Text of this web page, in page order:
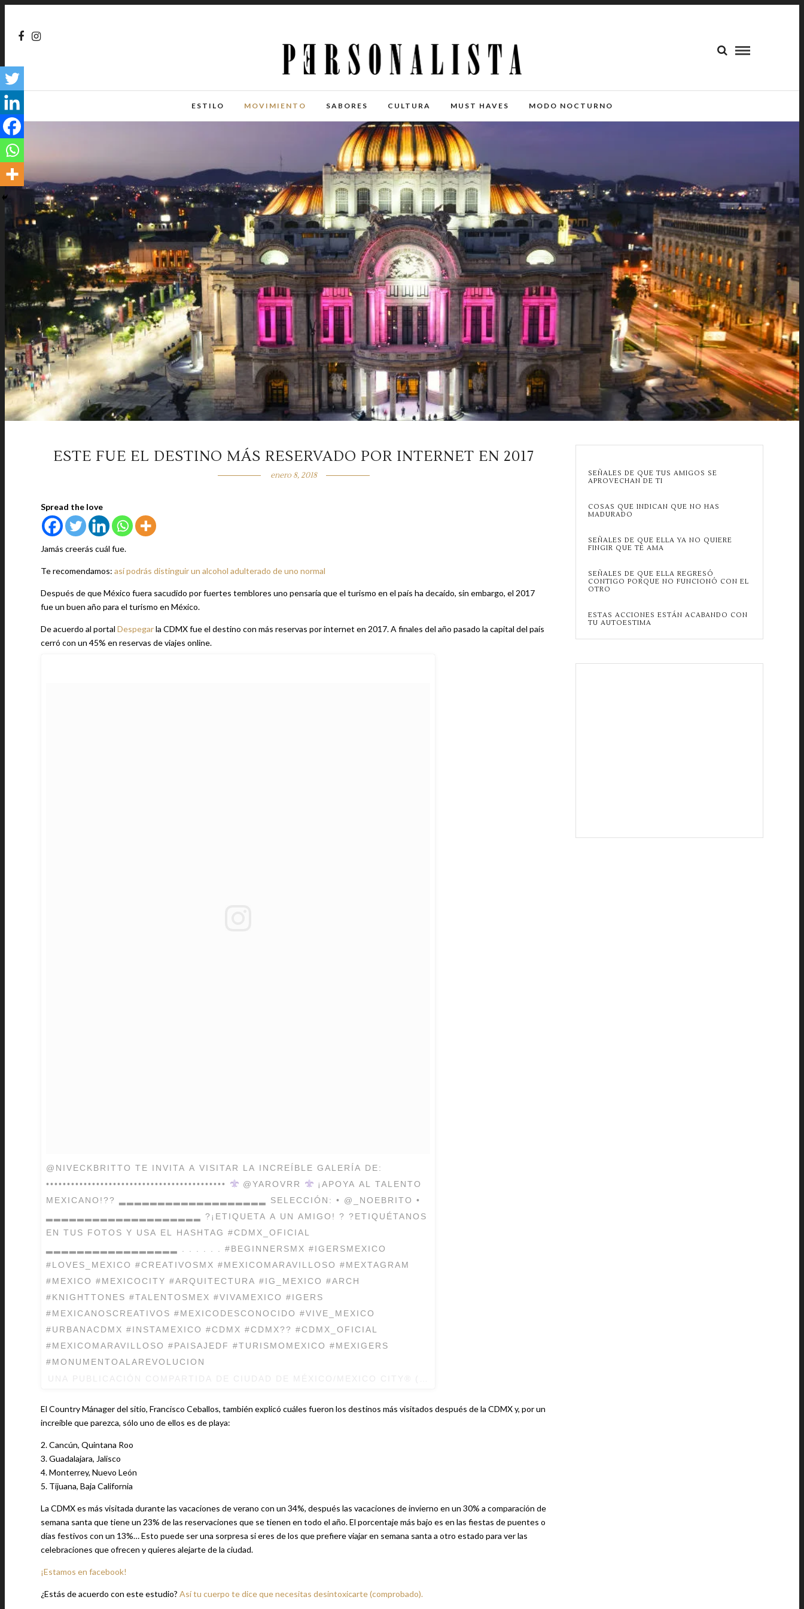
ESTILO MOVIMIENTO SABORES CULTURA MUST HAVES MODO NOCTURNO
ESTE FUE EL DESTINO MÁS RESERVADO POR INTERNET EN 2017
enero 8, 2018
Spread the love
Jamás creerás cuál fue.
Te recomendamos: así podrás distinguir un alcohol adulterado de uno normal
Después de que México fuera sacudido por fuertes temblores uno pensaría que el turismo en el país ha decaído, sin embargo, el 2017
fue un buen año para el turismo en México.
De acuerdo al portal Despegarla CDMX fue el destino con más reservas por internet en 2017. A finales del año pasado la capital del país
cerró con un 45% en reservas de viajes online.
@NIVECKBRITTO TE INVITA A VISITAR LA INCREÍBLE GALERÍA DE:
•••••••••••••••••••••••••••••••••••••••••••
@YAROVRR
¡APOYA AL TALENTO
MEXICANO!?? ▂▂▂▂▂▂▂▂▂▂▂▂▂▂▂▂▂▂▂ SELECCIÓN: • @_NOEBRITO •
▂▂▂▂▂▂▂▂▂▂▂▂▂▂▂▂▂▂▂▂ ?¡ETIQUETA A UN AMIGO! ? ?ETIQUÉTANOS
EN TUS FOTOS Y USA EL HASHTAG #CDMX_OFICIAL
▂▂▂▂▂▂▂▂▂▂▂▂▂▂▂▂▂ . . . . . . #BEGINNERSMX #IGERSMEXICO
#LOVES_MEXICO #CREATIVOSMX #MEXICOMARAVILLOSO #MEXTAGRAM
#MEXICO #MEXICOCITY #ARQUITECTURA #IG_MEXICO #ARCH
#KNIGHTTONES #TALENTOSMEX #VIVAMEXICO #IGERS
#MEXICANOSCREATIVOS #MEXICODESCONOCIDO #VIVE_MEXICO
#URBANACDMX #INSTAMEXICO #CDMX #CDMX?? #CDMX_OFICIAL
#MEXICOMARAVILLOSO #PAISAJEDF #TURISMOMEXICO #MEXIGERS
#MONUMENTOALAREVOLUCION
El Country Mánager del sitio, Francisco Ceballos, también explicó cuáles fueron los destinos más visitados después de la CDMX y, por un
increíble que parezca, sólo uno de ellos es de playa:
2. Cancún, Quintana Roo
3. Guadalajara, Jalisco
4. Monterrey, Nuevo León
5. Tijuana, Baja California
La CDMX es más visitada durante las vacaciones de verano con un 34%, después las vacaciones de invierno en un 30% a comparación de
semana santa que tiene un 23% de las reservaciones que se tienen en todo el año. El porcentaje más bajo es en las fiestas de puentes o
días festivos con un 13%… Esto puede ser una sorpresa si eres de los que prefiere viajar en semana santa a otro estado para ver las
celebraciones que ofrecen y quieres alejarte de la ciudad.
¡Estamos en facebook!
¿Estás de acuerdo con este estudio? Así tu cuerpo te dice que necesitas desintoxicarte (comprobado).
SEÑALES DE QUE TUS AMIGOS SE
APROVECHAN DE TI
COSAS QUE INDICAN QUE NO HAS
MADURADO
SEÑALES DE QUE ELLA YA NO QUIERE
FINGIR QUE TE AMA
SEÑALES DE QUE ELLA REGRESÓ
CONTIGO PORQUE NO FUNCIONÓ CON EL
OTRO
ESTAS ACCIONES ESTÁN ACABANDO CON
TU AUTOESTIMA